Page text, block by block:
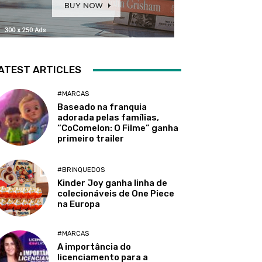
ARTICLES
#MARCAS
Baseado na franquia
adorada pelas famílias,
“CoComelon: O Filme” ganha
primeiro trailer
#BRINQUEDOS
Kinder Joy ganha linha de
colecionáveis de One Piece
na Europa
#MARCAS
A importância do
licenciamento para a